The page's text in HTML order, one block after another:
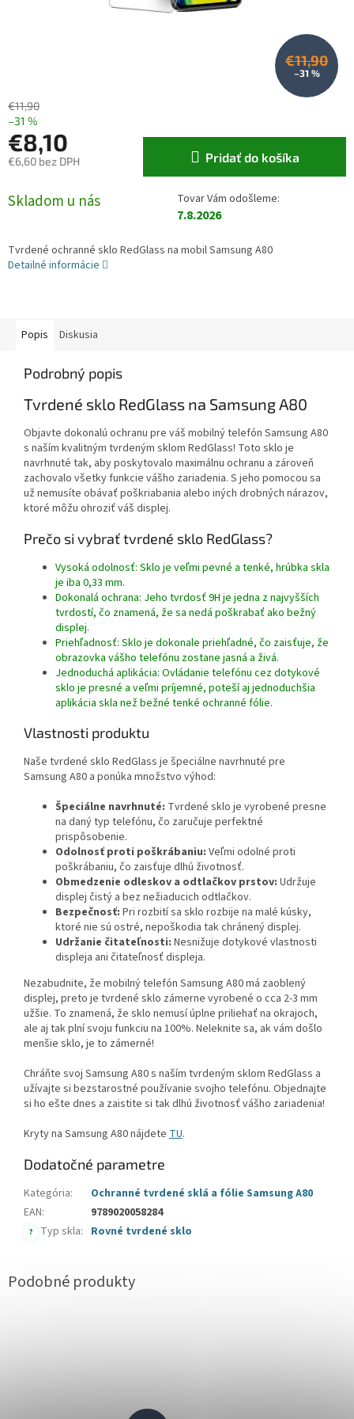
€11,90
–31 %
€11,90
–31 %
€8,10
€6,60 bez DPH
Skladom u nás
7.8.2026
Pridať do košíka
Tvrdené ochranné sklo RedGlass na mobil Samsung A80
Detailné informácie
Popis Diskusia
Podrobný popis
Tvrdené sklo RedGlass na Samsung A80
Objavte dokonalú ochranu pre váš mobilný telefón Samsung A80
s naším kvalitným tvrdeným sklom RedGlass! Toto sklo je
navrhnuté tak, aby poskytovalo maximálnu ochranu a zároveň
zachovalo všetky funkcie vášho zariadenia. S jeho pomocou sa
už nemusíte obávať poškriabania alebo iných drobných nárazov,
ktoré môžu ohroziť váš displej.
Prečo si vybrať tvrdené sklo RedGlass?
Vysoká odolnosť: Sklo je veľmi pevné a tenké, hrúbka skla
je iba 0,33 mm.
Dokonalá ochrana: Jeho tvrdosť 9H je jedna z najvyšších
tvrdostí, čo znamená, že sa nedá poškrabať ako bežný
displej.
Priehľadnosť: Sklo je dokonale priehľadné, čo zaisťuje, že
obrazovka vášho telefónu zostane jasná a živá.
Jednoduchá aplikácia: Ovládanie telefónu cez dotykové
sklo je presné a veľmi príjemné, poteší aj jednoduchšia
aplikácia skla než bežné tenké ochranné fólie.
Vlastnosti produktu
Naše tvrdené sklo RedGlass je špeciálne navrhnuté pre
Samsung A80 a ponúka množstvo výhod:
Špeciálne navrhnuté: Tvrdené sklo je vyrobené presne
na daný typ telefónu, čo zaručuje perfektné
prispôsobenie.
Odolnosť proti poškrábaniu: Veľmi odolné proti
poškrábaniu, čo zaisťuje dlhú životnosť.
Obmedzenie odleskov a odtlačkov prstov: Udržuje
displej čistý a bez nežiaducich odtlačkov.
Bezpečnosť: Pri rozbití sa sklo rozbije na malé kúsky,
ktoré nie sú ostré, nepoškodia tak chránený displej.
Udržanie čitateľnosti: Nesnižuje dotykové vlastnosti
displeja ani čitateľnosť displeja.
Nezabudnite, že mobilný telefón Samsung A80 má zaoblený
displej, preto je tvrdené sklo zámerne vyrobené o cca 2-3 mm
užšie. To znamená, že sklo nemusí úplne priliehať na okrajoch,
ale aj tak plní svoju funkciu na 100%. Neleknite sa, ak vám došlo
menšie sklo, je to zámerné!
Chráňte svoj Samsung A80 s naším tvrdeným sklom RedGlass a
užívajte si bezstarostné používanie svojho telefónu. Objednajte
si ho ešte dnes a zaistite si tak dlhú životnosť vášho zariadenia!
Kryty na Samsung A80 nájdete TU.
Dodatočné parametre
Kategória:
Ochranné tvrdené sklá a fólie Samsung A80
EAN: 9789020058284
? Typ skla: Rovné tvrdené sklo